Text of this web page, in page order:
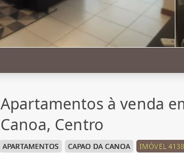
Apartamentos à venda
Canoa, Centro
APARTAMENTOS CAPAO DA CANOA IMÓVEL 4138